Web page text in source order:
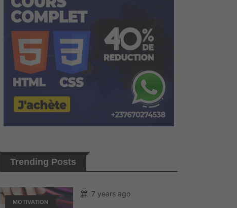
Trending Posts
MOTIVATION
7 years ago